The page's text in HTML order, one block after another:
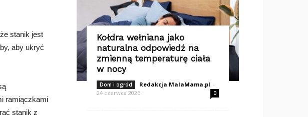
stanik jest
aby ukryć
ramiączkami
stanik z
Kołdra wełniana jako
naturalna odpowiedź na
zmienną temperaturę ciała
w nocy
Dom i ogród Redakcja MalaMama.pl -
24 czerwca 2026
0